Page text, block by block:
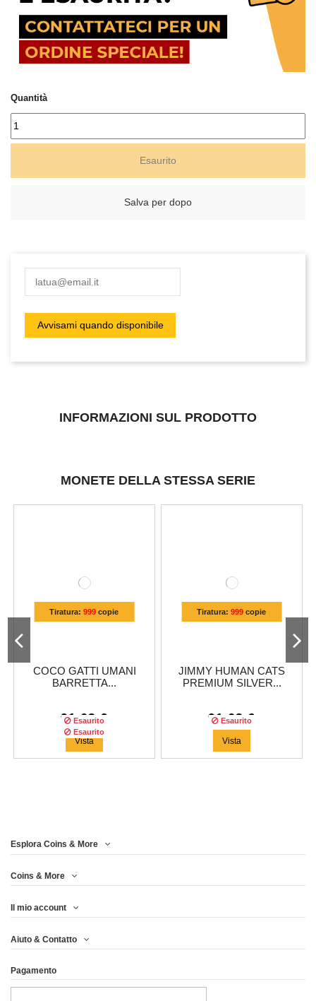
Quantità
Esaurito
Salva per dopo
INFORMAZIONI SUL PRODOTTO
MONETE DELLA STESSA SERIE
Tiratura:999 copie
COCO GATTI UMANI
BARRETTA...
91,63 €
Esaurito
Vista
Tiratura:999 copie
JIMMY HUMAN CATS
PREMIUM SILVER...
91,63 €
Esaurito
Vista
Tiratura:
PREMIUM...
91,63 €
Esaurito
Esplora Coins & More
Coins & More
Il mio account
Aiuto & Contatto
Pagamento